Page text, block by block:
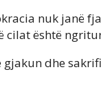
nuk janë
cilat është
dhe